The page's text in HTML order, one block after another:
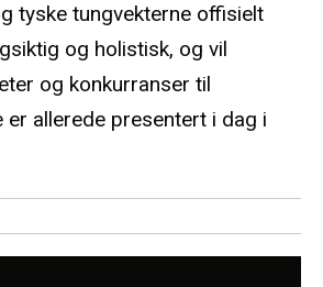
tyske tungvekterne offisielt
og holistisk, og vil
og konkurranser til
allerede presentert i dag i